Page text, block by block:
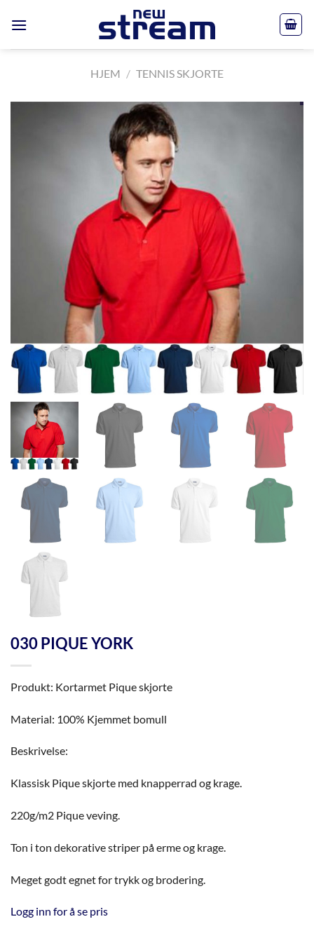
HJEM / TENNIS SKJORTE
030 PIQUE YORK
Produkt: Kortarmet Pique skjorte
Material: 100% Kjemmet bomull
Beskrivelse:
Klassisk Pique skjorte med knapperrad og krage.
220g/m2 Pique veving.
Ton i ton dekorative striper på erme og krage.
Meget godt egnet for trykk og brodering.
Logg inn for å se pris